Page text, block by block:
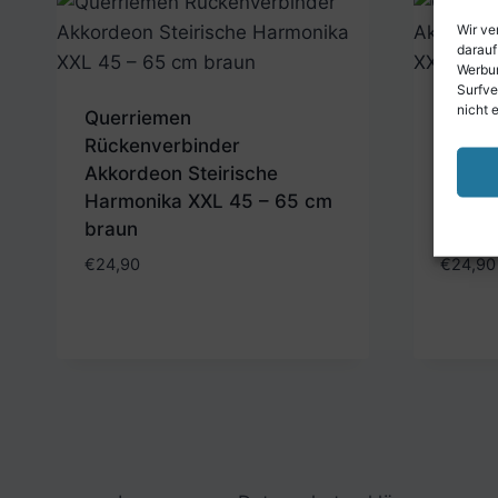
Wir
nicht
Querriemen
Rückenverbinder
Akkordeon Steirische
Harmonika XXL 45 – 65 cm
braun
€24,90 €24,90